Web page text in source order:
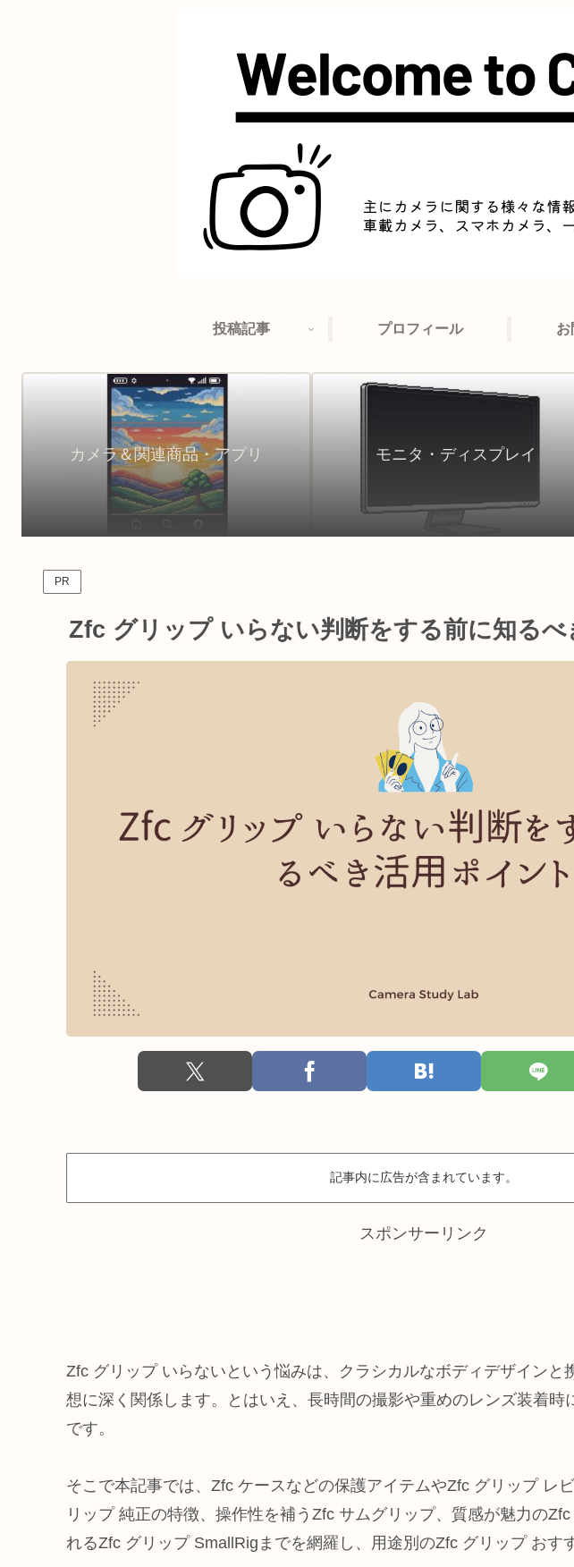
投稿記事 プロフィール お
カメラ＆関連商品・アプリ モニタ・ディスプレイ
PR
Zfc グリップ いらない判断をする前に知るべ
記事内に広告が含まれています。
スポンサーリンク
Zfc グリップ いらないという悩みは、クラシカルなボディデザインと
想に深く関係します。とはいえ、長時間の撮影や重めのレンズ装着時
です。
そこで本記事では、Zfc ケースなどの保護アイテムやZfc グリップ レ
リップ 純正の特徴、操作性を補うZfc サムグリップ、質感が魅力の
れるZfc グリップ SmallRigまでを網羅し、用途別のZfc グリップ おす